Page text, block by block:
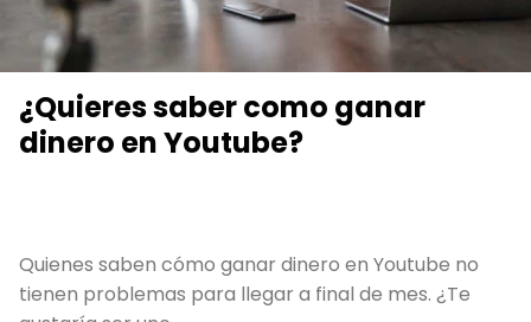
¿Quieres saber como ganar
dinero en Youtube?
Quienes saben cómo ganar dinero en Youtube no
tienen problemas para llegar a final de mes. ¿Te